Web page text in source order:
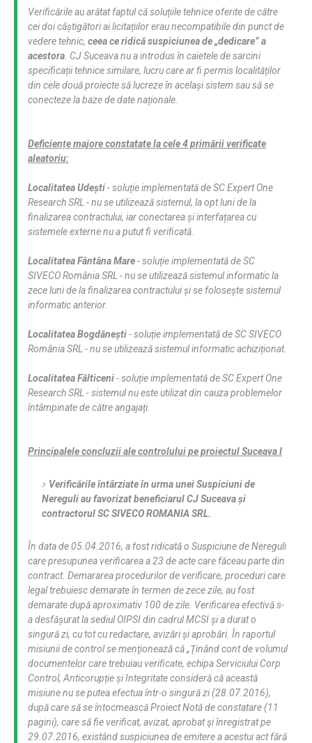
Verificările au arătat faptul că soluțiile tehnice oferite de către
cei doi câștigători ai licitațiilor erau necompatibile din punct de
vedere tehnic, ceea ce ridică suspiciunea de „dedicare” a
acestora . CJ Suceava nu a introdus în caietele de sarcini
specificații tehnice similare, lucru care ar fi permis localităților
din cele două proiecte să lucreze în același sistem sau să se
conecteze la baze de date naționale.
Deficiențe majore constatate la cele 4 primării verificate
aleatoriu:
Localitatea Udești- soluție implementată de SC Expert One
Research SRL - nu se utilizează sistemul, la opt luni de la
finalizarea contractului, iar conectarea și interfațarea cu
sistemele externe nu a putut fi verificată.
Localitatea Fântâna Mare- soluție implementată de SC
SIVECO România SRL - nu se utilizează sistemul informatic la
zece luni de la finalizarea contractului și se folosește sistemul
informatic anterior.
Localitatea Bogdănești- soluție implementată de SC SIVECO
România SRL - nu se utilizează sistemul informatic achiziționat.
Localitatea Fălticeni- soluție implementată de SC Expert One
Research SRL - sistemul nu este utilizat din cauza problemelor
întâmpinate de către angajați.
Principalele concluzii ale controlului pe proiectul Suceava I
Verificările întârziate în urma unei Suspiciuni de
Nereguli au favorizat beneficiarul CJ Suceava și
contractorul SC SIVECO ROMANIA SRL.
În data de 05.04.2016, a fost ridicată o Suspiciune de Nereguli
care presupunea verificarea a 23 de acte care făceau parte din
contract. Demararea procedurilor de verificare, proceduri care
legal trebuiesc demarate în termen de zece zile, au fost
demarate după aproximativ 100 de zile. Verificarea efectivă s-
a desfășurat la sediul OIPSI din cadrul MCSI și a durat o
singură zi, cu tot cu redactare, avizări și aprobări. În raportul
misiunii de control se menţionează că„Ţinând cont de volumul
documentelor care trebuiau verificate, echipa Serviciului Corp
Control, Anticorupție și Integritate consideră că această
misiune nu se putea efectua într-o singură zi (28.07.2016),
după care să se întocmească Proiect Notă de constatare (11
pagini), care să fie verificat, avizat, aprobat şi înregistrat pe
29.07.2016, existând suspiciunea de emitere a acestui act fără